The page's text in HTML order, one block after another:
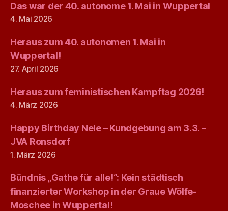
Das war der 40. autonome 1. Mai in Wuppertal
4. Mai 2026
Heraus zum 40. autonomen 1. Mai in
Wuppertal!
27. April 2026
Heraus zum feministischen Kampftag 2026!
4. März 2026
Happy Birthday Nele – Kundgebung am 3.3. –
JVA Ronsdorf
1. März 2026
Bündnis „Gathe für alle!“: Kein städtisch
finanzierter Workshop in der Graue Wölfe-
Moschee in Wuppertal!